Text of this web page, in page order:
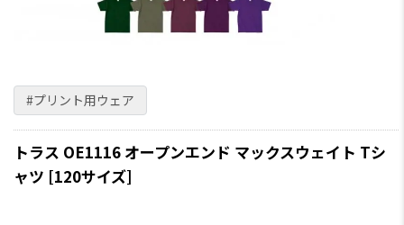
#プリント用ウェア
トラス OE1116 オープンエンド マックスウェイト Tシ
ャツ [120サイズ]